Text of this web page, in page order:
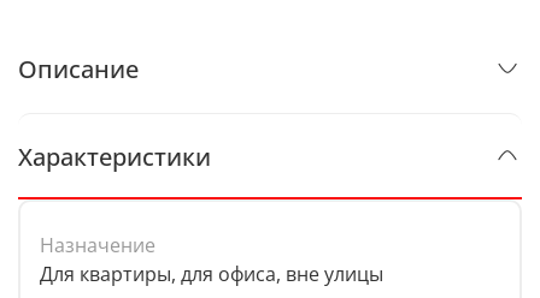
Описание
Характеристики
Назначение
Для квартиры, для офиса, вне улицы